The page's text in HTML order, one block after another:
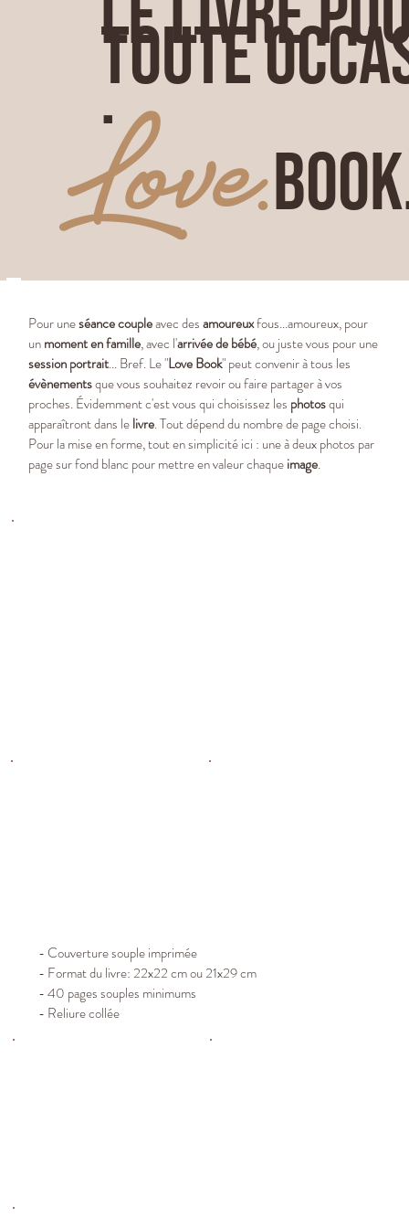
TOUTE
.
Love.
- Couverture souple imprimée
- Format du livre: 22x22 cm ou 21x29 cm
- 40 pages souples minimums
- Reliure collée
Pour uneséance coupleavec desamoureuxfous...amoureux, pour
unmoment en famille, avec l'arrivée de bébé, ou juste vous pour une
session portrait... Bref. Le "Love Book" peut convenir à tous les
évènementsque vous souhaitez revoir ou faire partager à vos
proches. Évidemment c'est vous qui choisissez les photosqui
apparaîtront dans lelivre. Tout dépend du nombre de page choisi.
Pour la mise en forme, tout en simplicité ici : une à deux photos par
page sur fond blanc pour mettre en valeur chaqueimage.